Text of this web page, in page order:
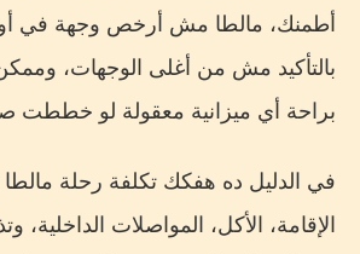
أطمنك، مالطا مش أرخص وجهة في
بالتأكيد مش من أغلى الوجهات، وممكن
براحة أي ميزانية معقولة لو خططت
في الدليل ده هفكك تكلفة رحلة مالطا
الإقامة، الأكل، المواصلات الداخلية،